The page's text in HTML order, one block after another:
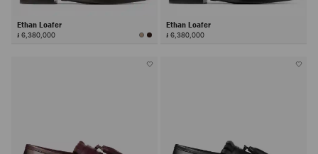
Ethan Loafer
៛ 6,380,000
Ethan Loafer
៛ 6,380,000